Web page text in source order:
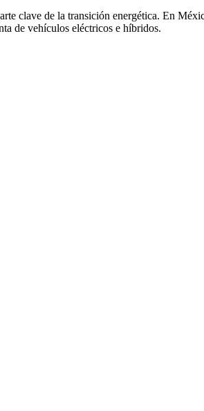
clave de la transición energética. En
de vehículos eléctricos e híbridos.